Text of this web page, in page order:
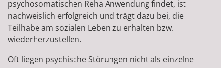
psychosomatischen Reha Anwendung findet, ist
nachweislich erfolgreich und trägt dazu bei, die
Teilhabe am sozialen Leben zu erhalten bzw.
wiederherzustellen.
Oft liegen psychische Störungen nicht als einzelne